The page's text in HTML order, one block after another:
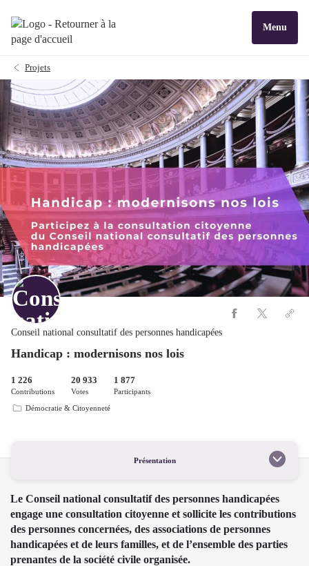
Menu
Projets
Conseil national consultatif des personnes handicapées
Handicap : modernisons nos lois
1 226
Contributions
20 933
Votes
1 877
Participants
Démocratie & Citoyenneté
Présentation
Le Conseil national consultatif des personnes handicapées
engage une consultation citoyenne et sollicite les contributions
des personnes concernées, des associations de personnes
handicapées et de leurs familles, et de l’ensemble des parties
prenantes de la société civile organisée.